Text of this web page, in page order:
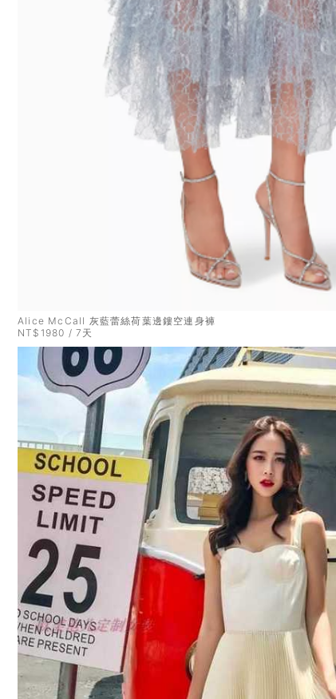
Alice McCall 灰藍蕾絲荷葉邊鏤空連身褲
NT$1980 / 7天